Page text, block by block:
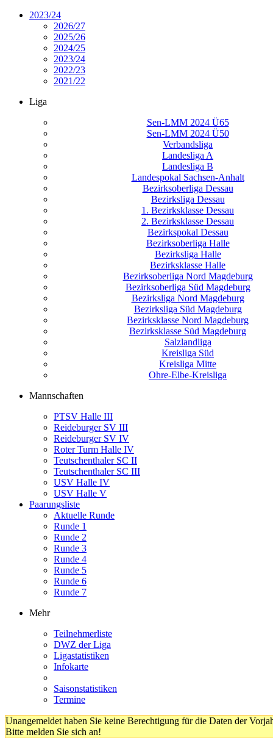
2023/24
2026/27
2025/26
2024/25
2023/24
2022/23
2021/22
Liga
Sen-LMM 2024 Ü65
Sen-LMM 2024 Ü50
Verbandsliga
Landesliga A
Landesliga B
Landespokal Sachsen-Anhalt
Bezirksoberliga Dessau
Bezirksliga Dessau
1. Bezirksklasse Dessau
2. Bezirksklasse Dessau
Bezirkspokal Dessau
Bezirksoberliga Halle
Bezirksliga Halle
Bezirksklasse Halle
Bezirksoberliga Nord Magdeburg
Bezirksoberliga Süd Magdeburg
Bezirksliga Nord Magdeburg
Bezirksliga Süd Magdeburg
Bezirksklasse Nord Magdeburg
Bezirksklasse Süd Magdeburg
Salzlandliga
Kreisliga Süd
Kreisliga Mitte
Ohre-Elbe-Kreisliga
Mannschaften
PTSV Halle III
Reideburger SV III
Reideburger SV IV
Roter Turm Halle IV
Teutschenthaler SC II
Teutschenthaler SC III
USV Halle IV
USV Halle V
Paarungsliste
Aktuelle Runde
Runde 1
Runde 2
Runde 3
Runde 4
Runde 5
Runde 6
Runde 7
Mehr
Teilnehmerliste
DWZ der Liga
Ligastatistiken
Infokarte
Saisonstatistiken
Termine
Unangemeldet haben Sie keine Berechtigung für die Daten der
Bitte melden Sie sich an!